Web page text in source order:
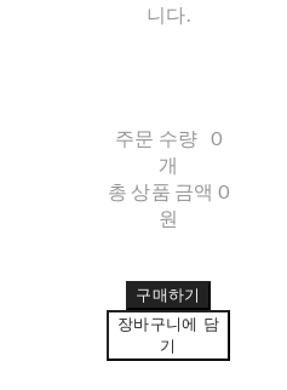
니다.
주문 수량 0
개
총 상품 금액 0
원
구매하기
장바구니에 담
기